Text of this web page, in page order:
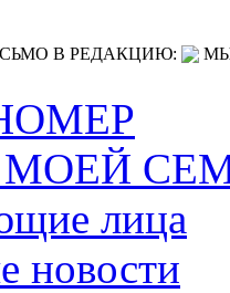
В РЕДАКЦИЮ:
МОЕЙ
лица
новости